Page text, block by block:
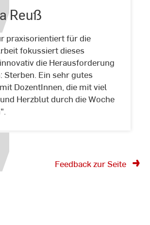
Reuß
praxisorientiert für die
fokussiert dieses
die Herausforderung
Sterben. Ein sehr gutes
DozentInnen, die mit viel
Herzblut durch die Woche
Annika
Reuß
Feedback zur Seite